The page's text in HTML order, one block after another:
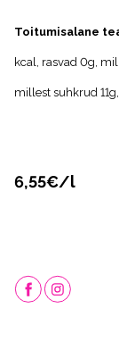
Toitumisalane
kcal, rasvad 0g,
millest suhkrud
6,55€/l